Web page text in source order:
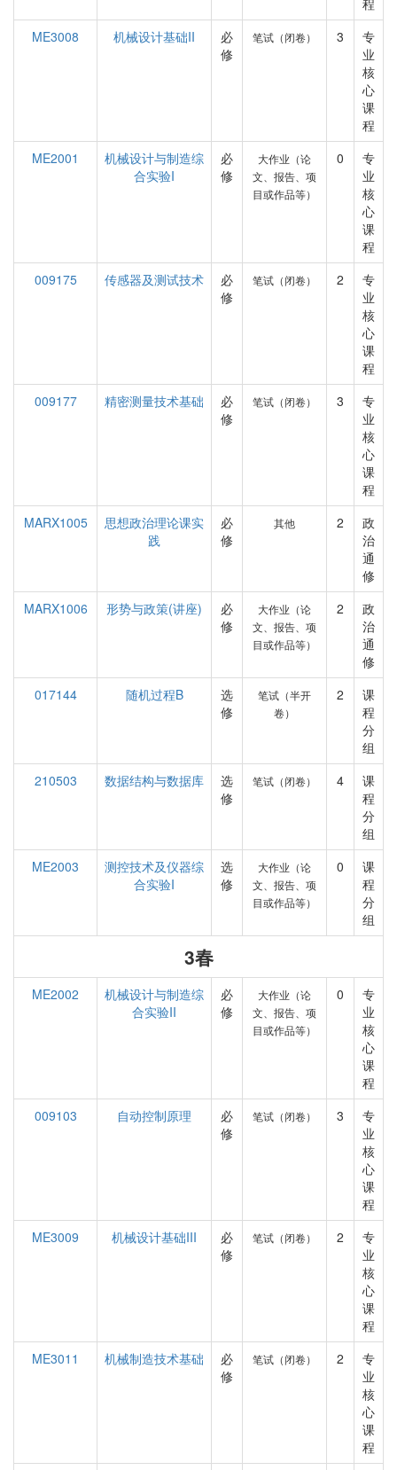
程
ME3008
机械设计基础II
必
修
笔试（闭卷） 3
专
业
核
心
课
程
ME2001
机械设计与制造综
合实验I
必
修
大作业（论
文、报告、项
目或作品等）
0
专
业
核
心
课
程
009175
传感器及测试技术
必
修
笔试（闭卷） 2
专
业
核
心
课
程
009177
精密测量技术基础
必
修
笔试（闭卷） 3
专
业
核
心
课
程
MARX1005
思想政治理论课实
践
必
修
其他 2
政
治
通
修
MARX1006
形势与政策(讲座)
必
修
大作业（论
文、报告、项
目或作品等）
2
政
治
通
修
017144
随机过程B
选
修
笔试（半开
卷）
2
课
程
分
组
210503
数据结构与数据库
选
修
笔试（闭卷） 4
课
程
分
组
ME2003
测控技术及仪器综
合实验I
选
修
大作业（论
文、报告、项
目或作品等）
0
课
程
分
组
3春
ME2002
机械设计与制造综
合实验II
必
修
大作业（论
文、报告、项
目或作品等）
0
专
业
核
心
课
程
009103
自动控制原理
必
修
笔试（闭卷） 3
专
业
核
心
课
程
ME3009
机械设计基础III
必
修
笔试（闭卷） 2
专
业
核
心
课
程
ME3011
机械制造技术基础
必
修
笔试（闭卷） 2
专
业
核
心
课
程